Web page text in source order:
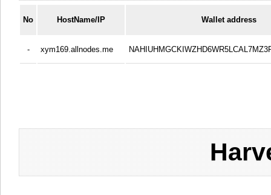
No HostName/IP Wallet address
- xym169.allnodes.me